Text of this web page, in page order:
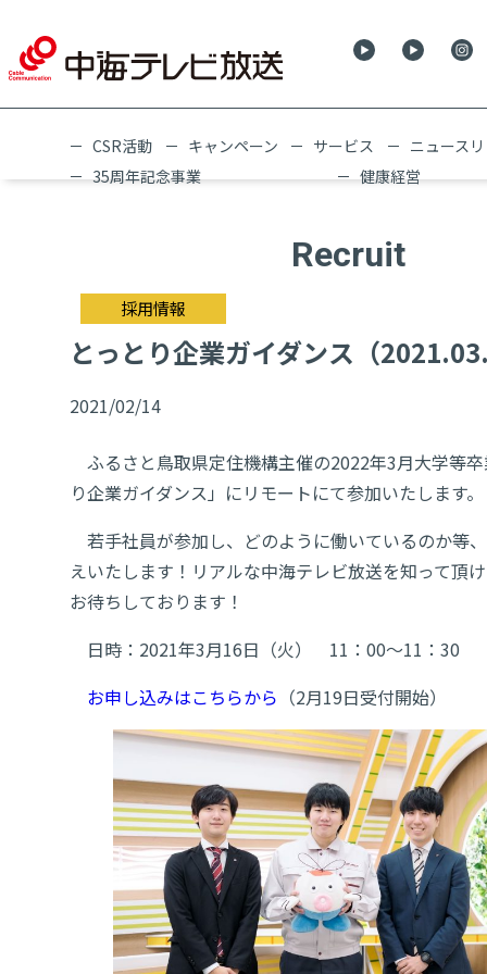
CSR活動 キャンペーン サービス
ニュース
35周年記念事業
健康経営
Recruit
採用情報
とっとり企業ガイダンス（
2021/02/14
ふるさと鳥取県定住機構主催の2022年3月大学等
り企業ガイダンス」にリモートにて参加いたします。
若手社員が参加し、どのように働いているのか等
えいたします！リアルな中海テレビ放送を知って頂
お待ちしております！
日時：2021年3月16日（火） 11：00～11：30
お申し込みはこちらから （2月19日受付開始）